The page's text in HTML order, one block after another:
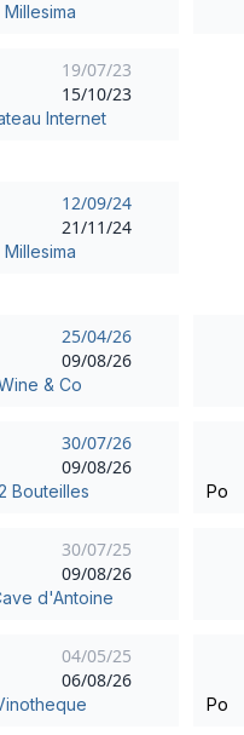
Millesima
19/07/23
15/10/23
Internet
12/09/24
21/11/24
Millesima
25/04/26
09/08/26
& Co
30/07/26
09/08/26
Bouteilles Po
30/07/25
09/08/26
d'Antoine
04/05/25
06/08/26
Po